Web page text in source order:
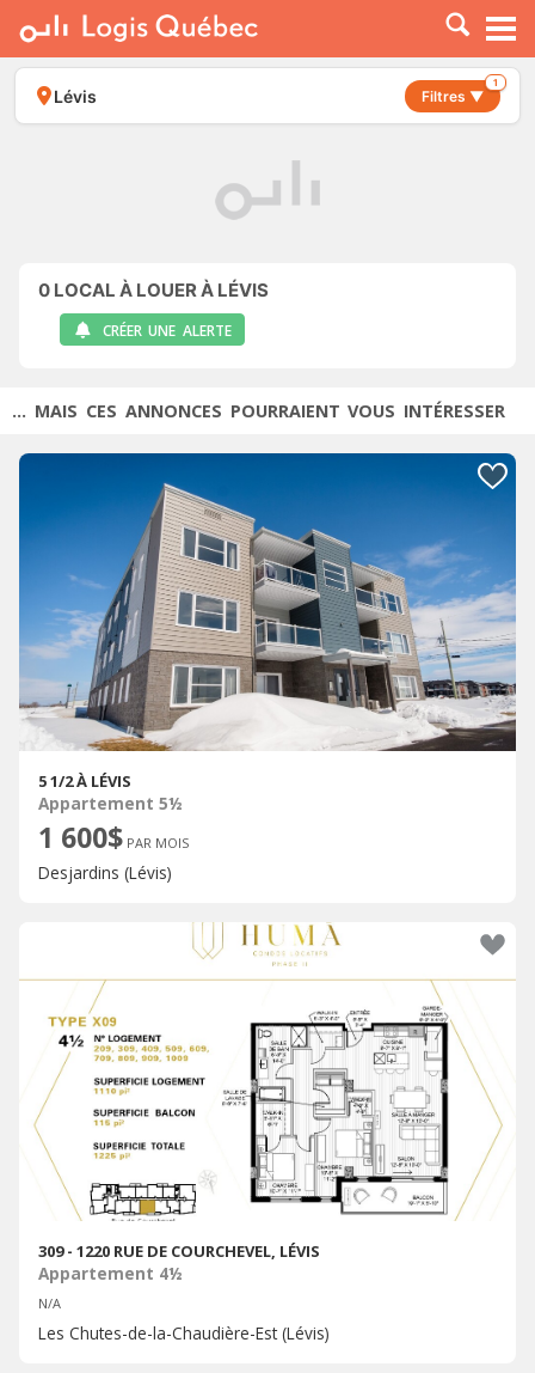
À LOUER
À VENDRE
PLACER UNE ANNONCE
Lévis Filtres ▼
1
0 LOCAL À LOUER À LÉVIS
CRÉER UNE ALERTE
... MAIS CES ANNONCES POURRAIENT VOUS INTÉRESSER
5 1/2 À LÉVIS
Appartement 5½
1 600$ PAR MOIS
Desjardins (Lévis)
309 - 1220 RUE DE COURCHEVEL, LÉVIS
Appartement 4½
N/A
Les Chutes-de-la-Chaudière-Est (Lévis)